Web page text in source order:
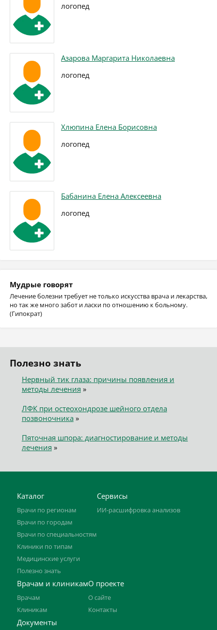
логопед
Азарова Маргарита Николаевна
логопед
Хлюпина Елена Борисовна
логопед
Бабанина Елена Алексеевна
логопед
Мудрые говорят
Лечение болезни требует не только искусства врача и лекарства,
но так же много забот и ласки по отношению к больному.
(Гипократ)
Полезно знать
Нервный тик глаза: причины появления и
методы лечения »
ЛФК при остеохондрозе шейного отдела
позвоночника»
Пяточная шпора: диагностирование и методы
лечения »
Каталог
Врачи по регионам
Врачи по городам
Врачи по специальностям
Клиники по типам
Медицинские услуги
Полезно знать
Сервисы
ИИ-расшифровка анализов
Врачам и клиникам
Врачам
Клиникам
О проекте
О сайте
Контакты
Документы